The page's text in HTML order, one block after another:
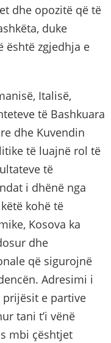
dhe opozitë që të
duke
është zgjedhja e
Italisë,
të Bashkuara
dhe Kuvendin
të luajnë rol të
të
i dhënë nga
kohë të
Kosova ka
dhe
që sigurojnë
Adresimi i
prijësit e partive
tani t’i vënë
mbi çështjet